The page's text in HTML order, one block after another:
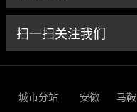
扫一扫关注我们
城市分站 安徽 马